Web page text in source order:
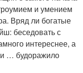
и умением
Вряд ли богатые
беседовать с
интереснее, а
… будоражило